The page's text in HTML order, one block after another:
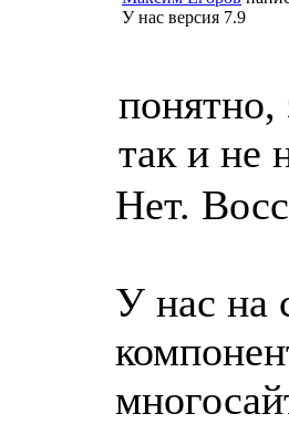
У нас версия 7.9
понятно,
так и не
Нет.
У нас на